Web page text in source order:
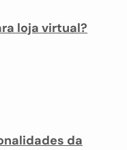
loja virtual?
da